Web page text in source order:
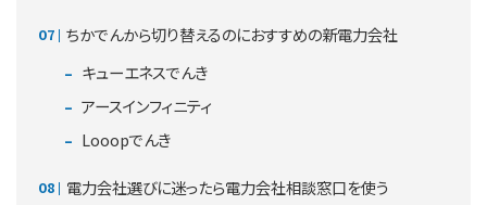
ちかでんから切り替えるのにおすすめの新電力会社
キューエネスでんき
アースインフィニティ
Looopでんき
電力会社選びに迷ったら電力会社相談窓口を使う